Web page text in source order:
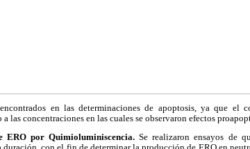
en las determinaciones de apoptosis, ya que el
concentraciones en las cuales se observaron efectos
ERO por Quimioluminiscencia.Se realizaron ensayos de